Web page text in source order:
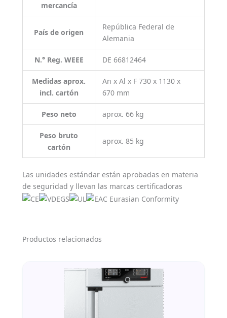
mercancía
País de origen
República Federal de
Alemania
N.° Reg. WEEE DE 66812464
Medidas aprox.
incl. cartón
An x Al x F 730 x 1130 x
670 mm
Peso neto aprox. 66 kg
Peso bruto
cartón
aprox. 85 kg
Las unidades estándar están aprobadas en materia
de seguridad y llevan las marcas certificadoras
Productos relacionados